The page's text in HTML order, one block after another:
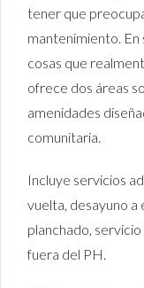
tener que
mantenimiento. En
cosas que
ofrece dos áreas
amenidades
comunitaria.
Incluye servicios
vuelta, desayuno a
planchado,
fuera del PH.